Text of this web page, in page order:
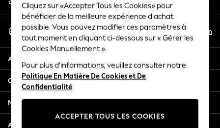
All Swimwear
All Beachwear
Bags & Accessories
Beach Dresses & Kaftans
Dresses
Flip Flops
Sliders
Jumpsuits & Playsuits
Linen Collection
Sandals
Connexion à votre compte
Sélectionnez Votre Langue
Français
En
Aide
Confidentialité et mentions légales
Ministères
Autres services
Cliquez sur «Accepter Tous les Cookies» pour
bénéficier de la meilleure expérience d'achat
possible. Vous pouvez modifier ces paramètres à
tout moment en cliquant ci-dessous sur « Gérer les
Cookies Manuellement ».
Pour plus d'informations, veuillez consulter notre
Politique En Matière De Cookies et De
Confidentialité.
ACCEPTER TOUS LES COOKIES